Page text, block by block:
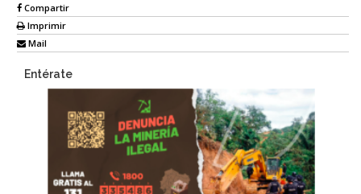
Compartir
Imprimir
Mail
Entérate